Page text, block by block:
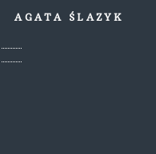
AGATA ŚLAZYK